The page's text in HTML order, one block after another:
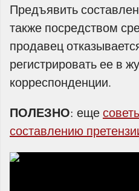
Предъявить
также посредством
продавец
регистрировать ее в
корреспонденции.
ПОЛЕЗНО: еще
составлению